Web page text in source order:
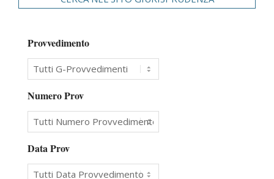
Provvedimento
Numero Prov
Data Prov